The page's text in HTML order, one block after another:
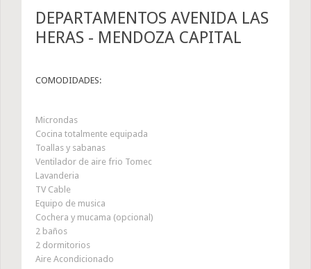
DEPARTAMENTOS AVENIDA LAS
HERAS - MENDOZA CAPITAL
COMODIDADES:
Microndas
Cocina totalmente equipada
Toallas y sabanas
Ventilador de aire frio Tomec
Lavanderia
TV Cable
Equipo de musica
Cochera y mucama (opcional)
2 baños
2 dormitorios
Aire Acondicionado